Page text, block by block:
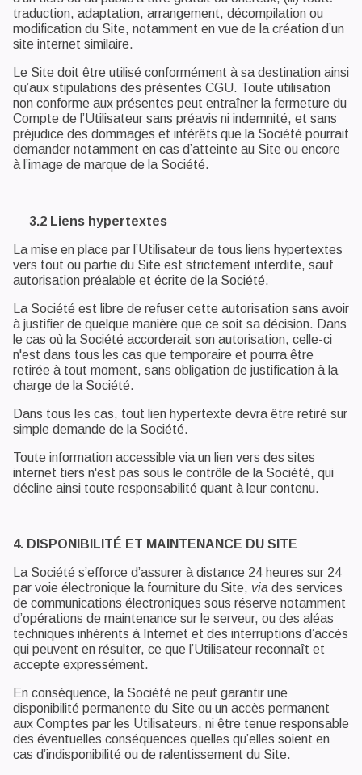
traduction, adaptation, arrangement, décompilation ou
modification du Site, notamment en vue de la création d’un
site internet similaire.
Le Site doit être utilisé conformément à sa destination ainsi
qu’aux stipulations des présentes CGU. Toute utilisation
non conforme aux présentes peut entraîner la fermeture du
Compte de l’Utilisateur sans préavis ni indemnité, et sans
préjudice des dommages et intérêts que la Société pourrait
demander notamment en cas d’atteinte au Site ou encore
à l’image de marque de la Société.
3.2 Liens hypertextes
La mise en place par l’Utilisateur de tous liens hypertextes
vers tout ou partie du Site est strictement interdite, sauf
autorisation préalable et écrite de la Société.
La Société est libre de refuser cette autorisation sans avoir
à justifier de quelque manière que ce soit sa décision. Dans
le cas où la Société accorderait son autorisation, celle-ci
n'est dans tous les cas que temporaire et pourra être
retirée à tout moment, sans obligation de justification à la
charge de la Société.
Dans tous les cas, tout lien hypertexte devra être retiré sur
simple demande de la Société.
Toute information accessible via un lien vers des sites
internet tiers n'est pas sous le contrôle de la Société, qui
décline ainsi toute responsabilité quant à leur contenu.
4. DISPONIBILITÉ ET MAINTENANCE DU SITE
La Société s’efforce d’assurer à distance 24 heures sur 24
par voie électronique la fourniture du Site, via des services
de communications électroniques sous réserve notamment
d’opérations de maintenance sur le serveur, ou des aléas
techniques inhérents à Internet et des interruptions d’accès
qui peuvent en résulter, ce que l’Utilisateur reconnaît et
accepte expressément.
En conséquence, la Société ne peut garantir une
disponibilité permanente du Site ou un accès permanent
aux Comptes par les Utilisateurs, ni être tenue responsable
des éventuelles conséquences quelles qu’elles soient en
cas d’indisponibilité ou de ralentissement du Site.